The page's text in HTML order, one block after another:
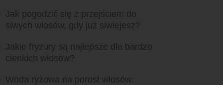
Jak pogodzić się z przejściem do
siwych włosów, gdy już siwiejesz?
Jakie fryzury są najlepsze dla bardzo
cienkich włosów?
Woda ryżowa na porost włosów: